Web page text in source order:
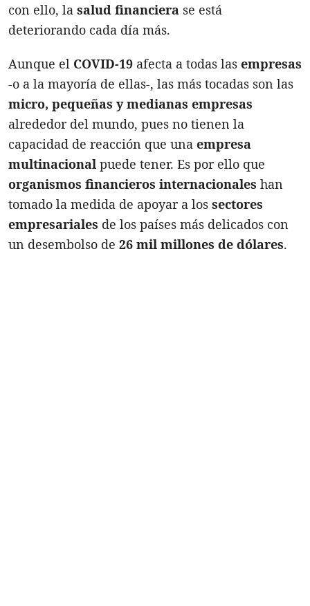
con ello, la salud financiera se está
deteriorando cada día más.
Aunque el COVID-19 afecta a todas las empresas
-o a la mayoría de ellas-, las más tocadas son las
micro, pequeñas y medianas empresas
alrededor del mundo, pues no tienen la
capacidad de reacción que una empresa
multinacional puede tener. Es por ello que
organismos financieros internacionales han
tomado la medida de apoyar a los sectores
empresariales de los países más delicados con
un desembolso de 26 mil millones de dólares.